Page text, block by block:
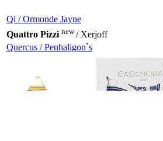
Qi / Ormonde Jayne
Quattro Pizzi new/ Xerjoff
Quercus / Penhaligon`s